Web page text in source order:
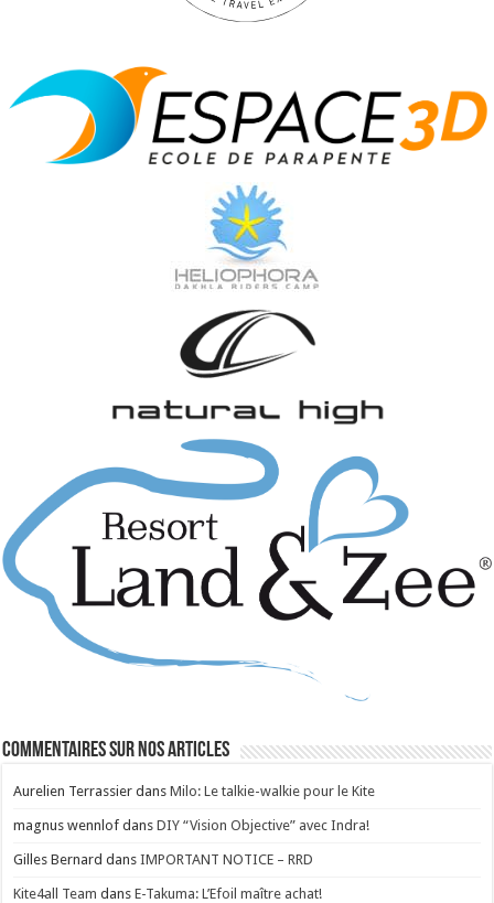
Commentaires sur nos articles
Aurelien Terrassier dansMilo: Le talkie-walkie pour le Kite
magnus wennlof dansDIY “Vision Objective” avec Indra!
Gilles Bernard dansIMPORTANT NOTICE – RRD
Kite4all Team dansE-Takuma: L’Efoil maître achat!